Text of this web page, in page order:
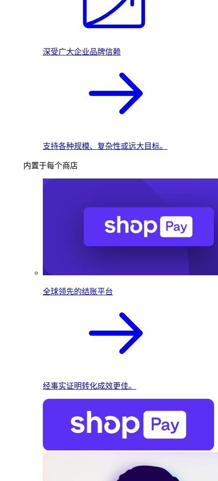
深受广大企业品牌信赖
支持各种规模、复杂性或远大目标。
内置于每个商店
全球领先的结账平台
经事实证明转化成效更佳。